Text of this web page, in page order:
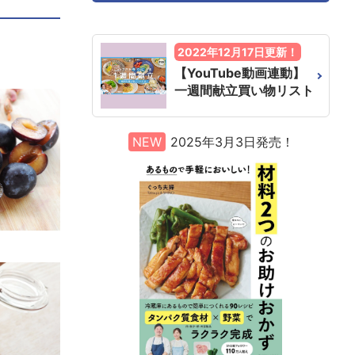
2022年12月17日更新！
【YouTube動画連動】
一週間献立買い物リスト
NEW 2025年3月3日発売！